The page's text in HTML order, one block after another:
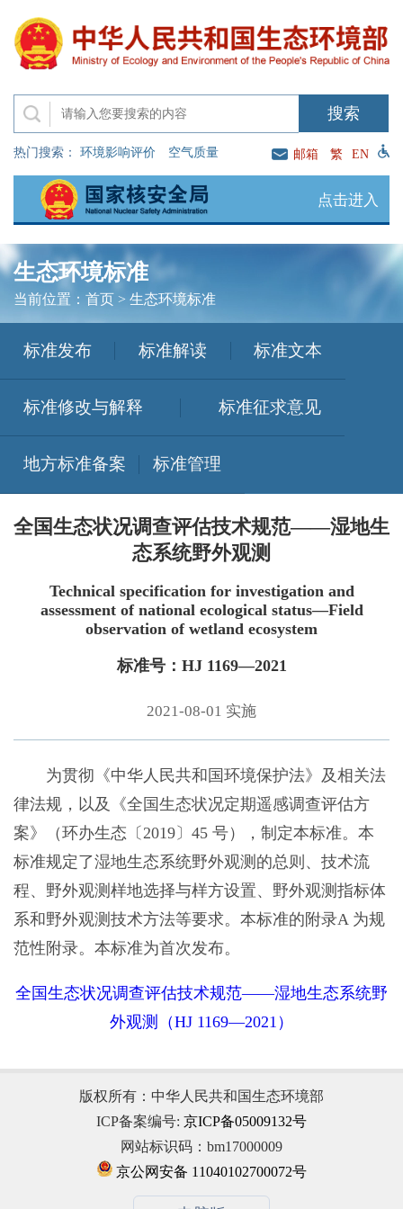
热门搜索： 环境影响评价 空气质量 邮箱 繁 EN
点击进入
生态环境标准
当前位置： 首页> 生态环境标准
标准发布 标准解读 标准文本
标准修改与解释 标准征求意见
地方标准备案 标准管理
全国生态状况调查评估技术规范——湿地生
态系统野外观测
Technical specification for investigation and
assessment of national ecological status—Field
observation of wetland ecosystem
标准号：HJ 1169—2021
2021-08-01 实施
为贯彻《中华人民共和国环境保护法》及相关法
律法规，以及《全国生态状况定期遥感调查评估方
案》（环办生态〔2019〕45 号），制定本标准。本
标准规定了湿地生态系统野外观测的总则、技术流
程、野外观测样地选择与样方设置、野外观测指标体
系和野外观测技术方法等要求。本标准的附录A 为规
范性附录。本标准为首次发布。
全国生态状况调查评估技术规范——湿地生态系统野
外观测（HJ 1169—2021）
版权所有：中华人民共和国生态环境部
ICP备案编号: 京ICP备05009132号
网站标识码：bm17000009
京公网安备 11040102700072号